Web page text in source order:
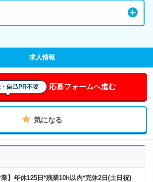
求人情報
自己PR不要 応募フォームへ進む
気になる
】年休125日*残業10h以内*完休2日(土日祝)